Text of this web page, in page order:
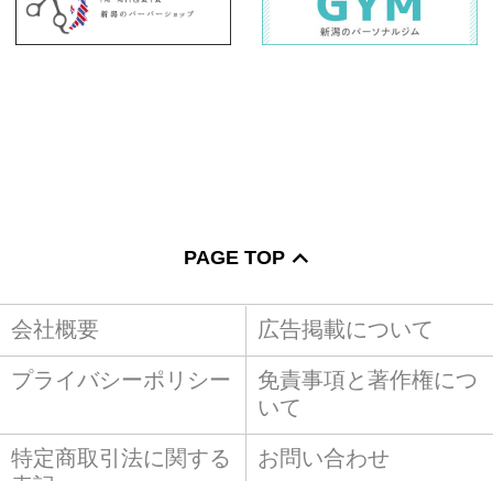
PAGE TOP
会社概要 広告掲載について
プライバシーポリシー
免責事項と著作権につ
いて
特定商取引法に関する
お問い合わせ